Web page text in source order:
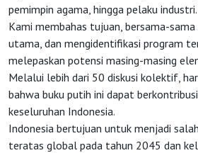
pemimpin agama, hingga pelaku industri.
Kami membahas tujuan, bersama-
utama, dan mengidentifikasi program
melepaskan potensi masing-masing
Melalui lebih dari 50 diskusi kolektif,
bahwa buku putih ini dapat
keseluruhan Indonesia.
Indonesia bertujuan untuk menjadi
teratas global pada tahun 2045 dan